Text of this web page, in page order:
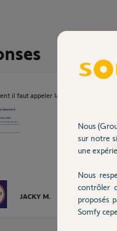
il faut appeler la Hotline
JACKY M. il y a environ 2 ans
Nous
sur notre
une
Nous
contrôler
proposés
Somfy